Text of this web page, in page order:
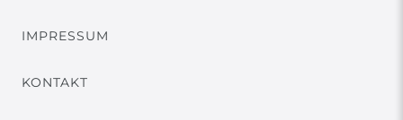
IMPRESSUM
KONTAKT